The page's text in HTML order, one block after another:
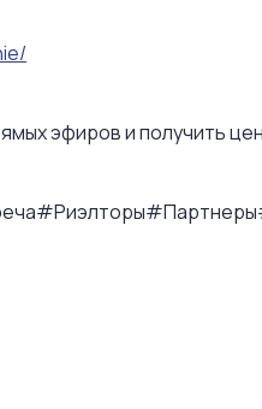
эфиров и получить
#Риэлторы#Партнеры